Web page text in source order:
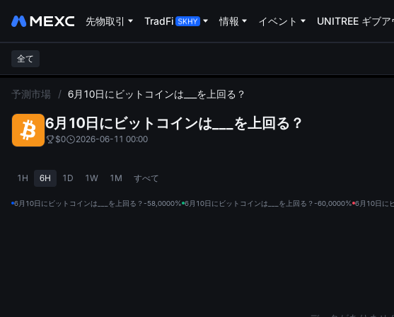
先物取引 TradFi 情報 イベント UNITREE ギブア
全て
予測市場 / 6月10日にビットコインは___を上回る？
6月10日にビットコインは___を上回る？
$0 2026-06-11 00:00
1H 6H 1D 1W 1M すべて
6月10日にビットコインは___を上回る？-58,0000% 6月10日にビットコインは___を上回る？-60,0000% 6月10日に